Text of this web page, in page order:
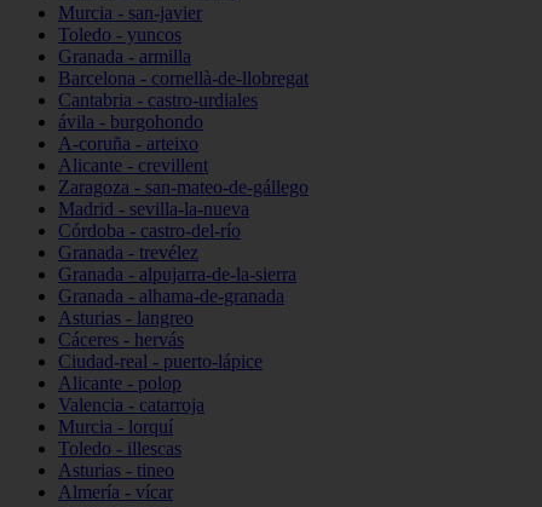
Murcia - san-javier
Toledo - yuncos
Granada - armilla
Barcelona - cornellà-de-llobregat
Cantabria - castro-urdiales
ávila - burgohondo
A-coruña - arteixo
Alicante - crevillent
Zaragoza - san-mateo-de-gállego
Madrid - sevilla-la-nueva
Córdoba - castro-del-río
Granada - trevélez
Granada - alpujarra-de-la-sierra
Granada - alhama-de-granada
Asturias - langreo
Cáceres - hervás
Ciudad-real - puerto-lápice
Alicante - polop
Valencia - catarroja
Murcia - lorquí
Toledo - illescas
Asturias - tineo
Almería - vícar